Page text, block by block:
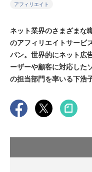
アフィリエイト
ネット業界のさまざまな
のアフィリエイトサービ
パン。世界的にネット広
ーザーや顧客に対応した
の担当部門を率いる下浩